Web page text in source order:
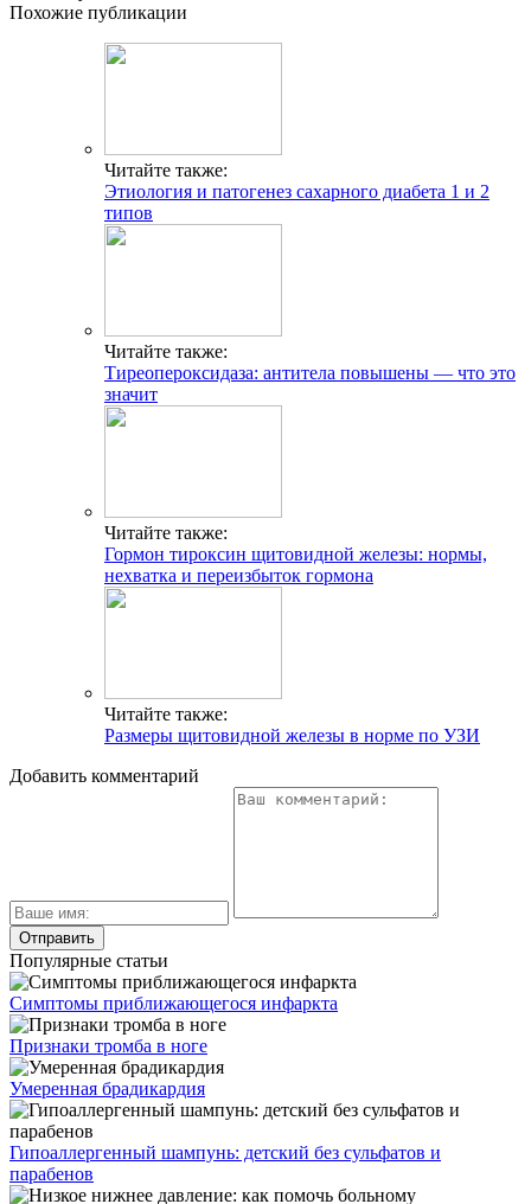
Похожие публикации
Читайте также:
Этиология и патогенез сахарного диабета 1 и 2
типов
Читайте также:
Тиреопероксидаза: антитела повышены — что это
значит
Читайте также:
Гормон тироксин щитовидной железы: нормы,
нехватка и переизбыток гормона
Читайте также:
Размеры щитовидной железы в норме по УЗИ
Добавить комментарий
Популярные статьи
Симптомы приближающегося инфаркта
Признаки тромба в ноге
Умеренная брадикардия
Гипоаллергенный шампунь: детский без сульфатов и
парабенов